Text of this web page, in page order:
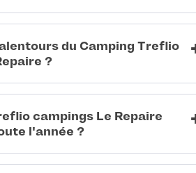
du Camping Treflio
?
campings Le Repaire
l'année ?